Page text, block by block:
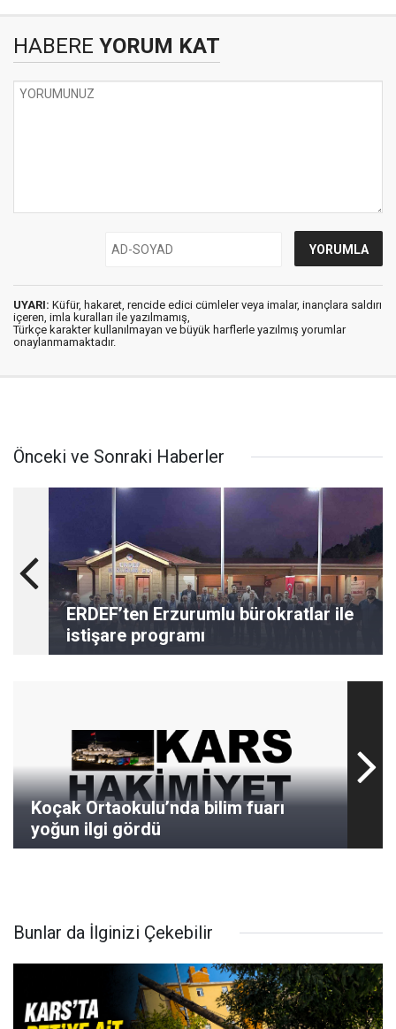
HABERE YORUM KAT
UYARI: Küfür, hakaret, rencide edici cümleler veya imalar, inançlara saldırı
içeren, imla kuralları ile yazılmamış,
Türkçe karakter kullanılmayan ve büyük harflerle yazılmış yorumlar
onaylanmamaktadır.
Önceki ve Sonraki Haberler
ERDEF’ten Erzurumlu bürokratlar ile
istişare programı
Koçak Ortaokulu’nda bilim fuarı
yoğun ilgi gördü
Bunlar da İlginizi Çekebilir